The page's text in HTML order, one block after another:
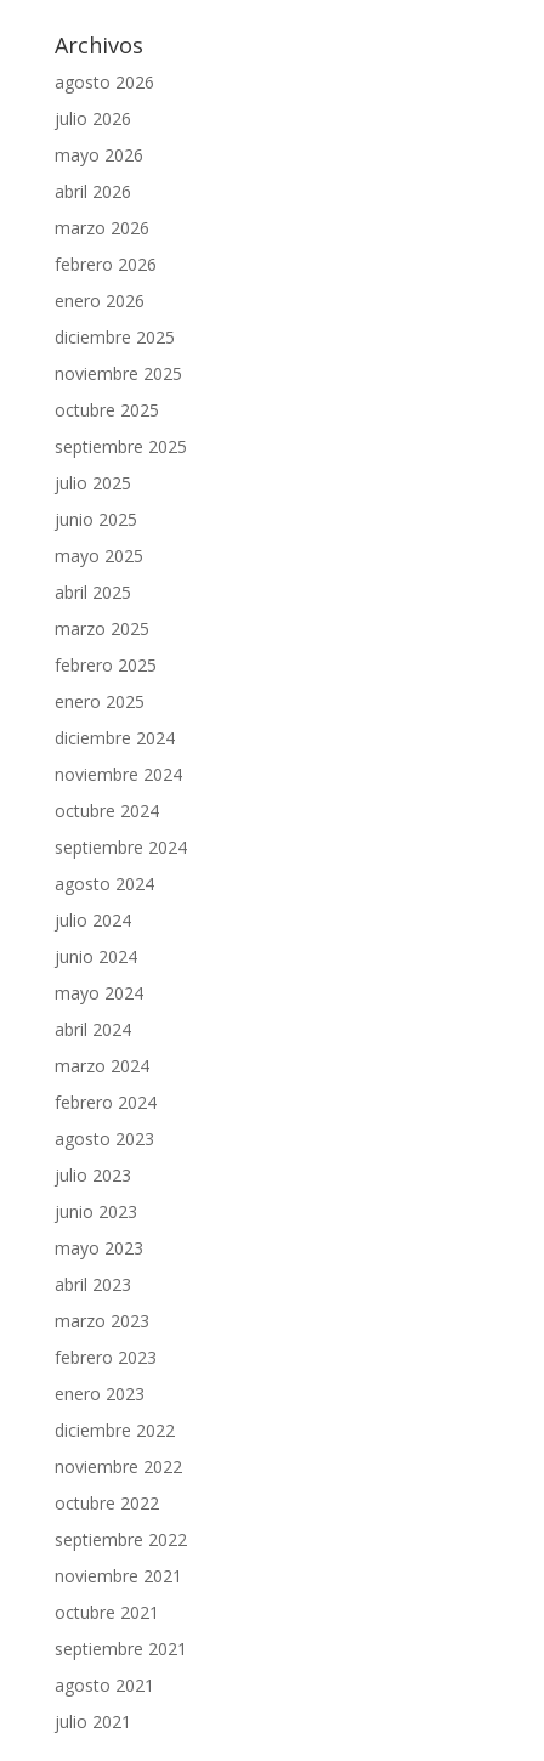
Archivos
agosto 2026
julio 2026
mayo 2026
abril 2026
marzo 2026
febrero 2026
enero 2026
diciembre 2025
noviembre 2025
octubre 2025
septiembre 2025
julio 2025
junio 2025
mayo 2025
abril 2025
marzo 2025
febrero 2025
enero 2025
diciembre 2024
noviembre 2024
octubre 2024
septiembre 2024
agosto 2024
julio 2024
junio 2024
mayo 2024
abril 2024
marzo 2024
febrero 2024
agosto 2023
julio 2023
junio 2023
mayo 2023
abril 2023
marzo 2023
febrero 2023
enero 2023
diciembre 2022
noviembre 2022
octubre 2022
septiembre 2022
noviembre 2021
octubre 2021
septiembre 2021
agosto 2021
julio 2021